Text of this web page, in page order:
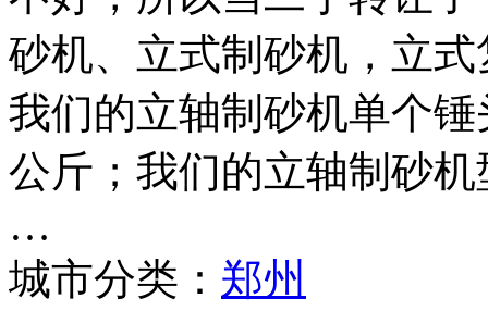
砂机、立式制砂机，立
我们的立轴制砂机单个
公斤；我们的立轴制砂
…
城市分类： 郑州